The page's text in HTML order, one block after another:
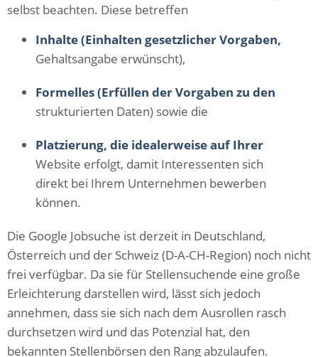
selbst beachten. Diese betreffen
Inhalte (Einhalten gesetzlicher Vorgaben,
Gehaltsangabe erwünscht),
Formelles (Erfüllen der Vorgaben zu den
strukturierten Daten) sowie die
Platzierung, die idealerweise auf Ihrer
Website erfolgt, damit Interessenten sich
direkt bei Ihrem Unternehmen bewerben
können.
Die Google Jobsuche ist derzeit in Deutschland,
Österreich und der Schweiz (D-A-CH-Region) noch nicht
frei verfügbar. Da sie für Stellensuchende eine große
Erleichterung darstellen wird, lässt sich jedoch
annehmen, dass sie sich nach dem Ausrollen rasch
durchsetzen wird und das Potenzial hat, den
bekannten Stellenbörsen den Rang abzulaufen.